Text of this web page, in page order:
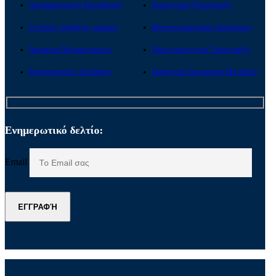
Αναπαραγωγική Υποστήριξη
Γενετική, συζεύξεις -mating
Διατροφή Μηρυκαστικών
Εργαστηριακές Αναλύσεις
Ζωοτεχνική Υποστήριξη
Μηχανογραφημένη Διαχείριση
Οικονομοτεχνική Υποστήριξη
Οργάνωση-Διαχείριση Μονάδων
Ενημερωτικό δελτίο:
Email
ΕΓΓΡΑΦΉ